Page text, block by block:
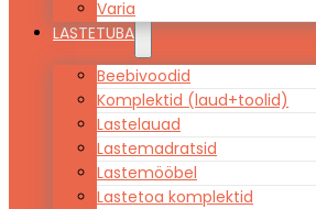
Varia
LASTETUBA
Beebivoodid
Komplektid (laud+toolid)
Lastelauad
Lastemadratsid
Lastemööbel
Lastetoa komplektid